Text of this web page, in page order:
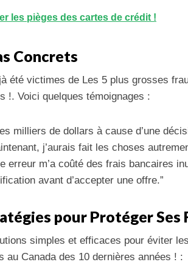
les pièges des cartes de crédit !
Concrets
été victimes de Les 5 plus grosses
!. Voici quelques témoignages :
milliers de dollars à cause d’une
j’aurais fait les choses
erreur m’a coûté des frais bancaires
avant d’accepter une offre.”
pour Protéger Ses
simples et efficaces pour éviter
au Canada des 10 dernières années ! :